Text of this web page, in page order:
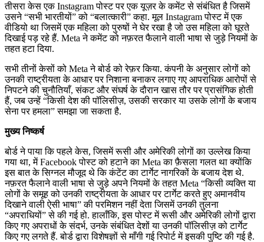
तीसरा केस एक Instagram पोस्ट पर एक यूज़र के कमेंट से संबंधित है जिसमें
उसने “सभी भारतीयों” को “बलात्कारी” कहा. मूल Instagram पोस्ट में एक
वीडियो था जिसमें एक महिला को पुरुषों ने घेर रखा है जो उस महिला को घूरते
दिखाई पड़ रहे हैं. Meta ने कमेंट को नफ़रत फैलाने वाली भाषा से जुड़े नियमों के
तहत हटा दिया.
सभी तीनों केसों को Meta ने बोर्ड को रेफ़र किया. कंपनी के अनुसार लोगों को
उनकी राष्ट्रीयता के आधार पर निशाना बनाकर लगाए गए आपराधिक आरोपों से
निपटने की चुनौतियाँ, संकट और संघर्ष के दौरान खास तौर पर प्रासंगिक होती
हैं, जब उन्हें “किसी देश की पॉलिसीज़, उसकी सरकार या उसके लोगों के बजाय
सेना पर हमला” समझा जा सकता है.
मुख्य निष्कर्ष
बोर्ड ने पाया कि पहले केस, जिसमें रूसी और अमेरिकी लोगों का उल्लेख किया
गया था, में Facebook पोस्ट को हटाने का Meta का फ़ैसला गलत था क्योंकि
इस बात के सिग्नल मौजूद थे कि कंटेंट का टार्गेट नागरिकों के बजाय देश थे.
नफ़रत फैलाने वाली भाषा से जुड़े अपने नियमों के तहत Meta “किसी व्यक्ति या
लोगों के समूह को उनकी राष्ट्रीयता के आधार पर टार्गेट करते हुए अमानवीय
दिखाने वाली ऐसी भाषा” की परमिशन नहीं देता जिसमें उनकी तुलना
“अपराधियों” से की गई हो. हालाँकि, इस पोस्ट में रूसी और अमेरिकी लोगों द्वारा
किए गए अपराधों के संदर्भ, उनके संबंधित देशों या उनकी पॉलिसीज़ को टार्गेट
किए गए लगते हैं. बोर्ड द्वारा विशेषज्ञों से माँगी गई रिपोर्ट में इसकी पुष्टि की गई है.